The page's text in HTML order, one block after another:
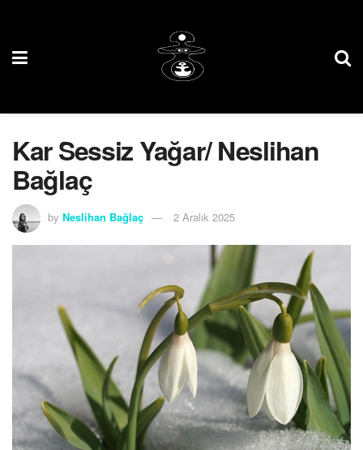
Kar Sessiz Yağar/ Neslihan
Bağlaç
by Neslihan Bağlaç 2 Aralık 2025